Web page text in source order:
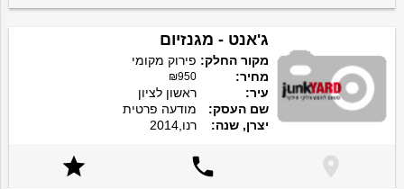
ג'אנט - מגנזיום
מקור החלק: פירוק מקומי
מחיר:
₪950
עיר:
ראשון לציון
שם העסק:
מודעה פרטית
יצרן, שנה:
רנו,2014


